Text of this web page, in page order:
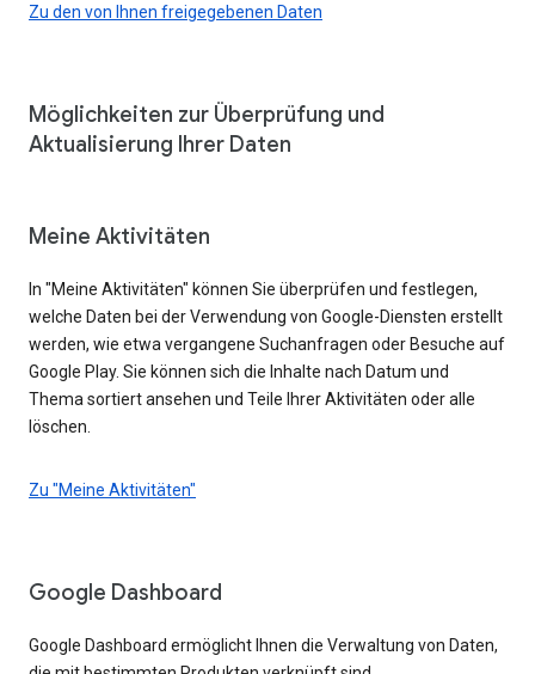
Zu den von Ihnen freigegebenen Daten
Möglichkeiten zur Überprüfung und
Aktualisierung Ihrer Daten
Meine Aktivitäten
In "Meine Aktivitäten" können Sie überprüfen und festlegen,
welche Daten bei der Verwendung von Google-Diensten erstellt
werden, wie etwa vergangene Suchanfragen oder Besuche auf
Google Play. Sie können sich die Inhalte nach Datum und
Thema sortiert ansehen und Teile Ihrer Aktivitäten oder alle
löschen.
Zu "Meine Aktivitäten"
Google Dashboard
Google Dashboard ermöglicht Ihnen die Verwaltung von Daten,